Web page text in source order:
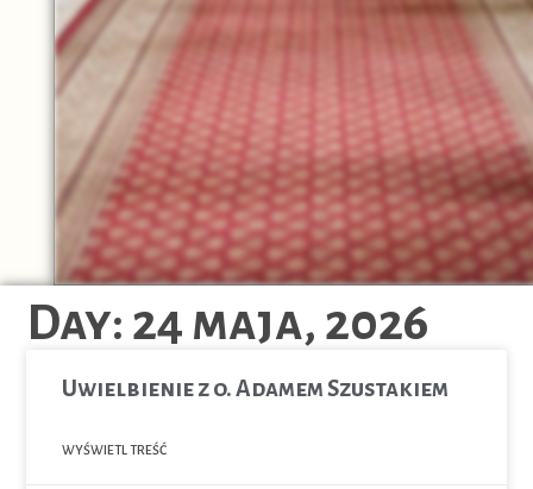
Day: 24 maja, 2026
Uwielbienie z o. Adamem Szustakiem
WYŚWIETL TREŚĆ